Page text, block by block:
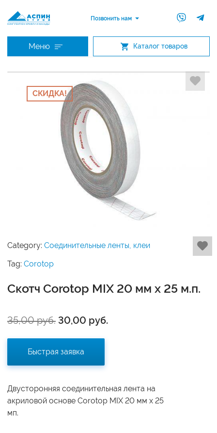
Позвонить нам
Меню Каталог товаров
СКИДКА!
Category: Соединительные ленты, клеи
Tag: Corotop
Скотч Corotop MIX 20 мм х 25 м.п.
35,00руб. 30,00 руб.
Быстрая заявка
Двусторонняя соединительная лента на
акриловой основе Corotop MIX 20 мм х 25
мп.